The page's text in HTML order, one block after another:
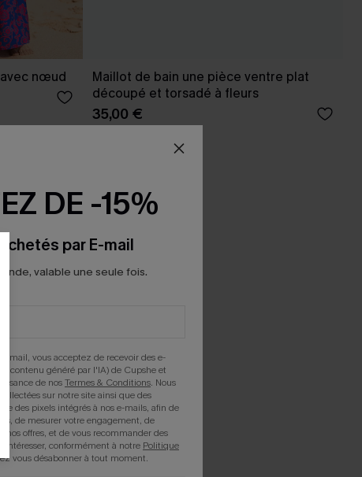
nœud
Maillot de bain une pièce ventre plat
découpé et torsadé à fleurs
35,00 €
DE -15%
Achetés par E-mail
valable une seule fois.
e-mail, vous acceptez de recevoir des e-
contenu généré par l'IA) de Cupshe et
de nosTermes & Conditions. Nous
sur notre site ainsi que des
des pixels intégrés à nos e-mails, afin de
de mesurer votre engagement, de
nos offres, et de vous recommander des
intéresser, conformément à notre Politique
vous désabonner à tout moment.